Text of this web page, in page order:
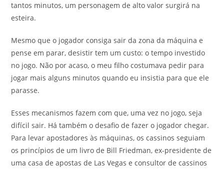
tantos minutos, um personagem de alto valor surgirá na
esteira.
Mesmo que o jogador consiga sair da zona da máquina e
pense em parar, desistir tem um custo: o tempo investido
no jogo. Não por acaso, o meu filho costumava pedir para
jogar mais alguns minutos quando eu insistia para que ele
parasse.
Esses mecanismos fazem com que, uma vez no jogo, seja
difícil sair. Há também o desafio de fazer o jogador chegar.
Para levar apostadores às máquinas, os cassinos seguiam
os princípios de um livro de Bill Friedman, ex-presidente de
uma casa de apostas de Las Vegas e consultor de cassinos